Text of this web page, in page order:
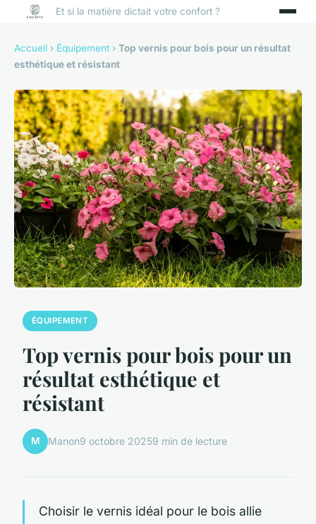
Et si la matière dictait votre confort ?
Accueil › Équipement › Top vernis pour bois pour un résultat
esthétique et résistant
ÉQUIPEMENT
Top vernis pour bois pour un
résultat esthétique et
résistant
M Manon9 octobre 20259 min de lecture
Choisir le vernis idéal pour le bois allie